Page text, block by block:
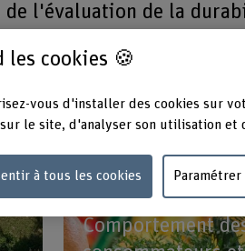
de l'évaluation de la
et de la sociologie
sont essentiels
alimentaire et les
Comportement
les cookies 🍪
vous d'installer des cookies sur
le site, d'analyser son utilisation et
à tous les cookies